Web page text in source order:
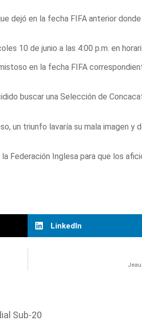
dejó en la fecha FIFA anterior
10 de junio a las 4:00 p.m. en
en la fecha FIFA
buscar una Selección de
un triunfo lavaría su mala imagen y
Federación Inglesa para que los
LinkedIn
Sub-20